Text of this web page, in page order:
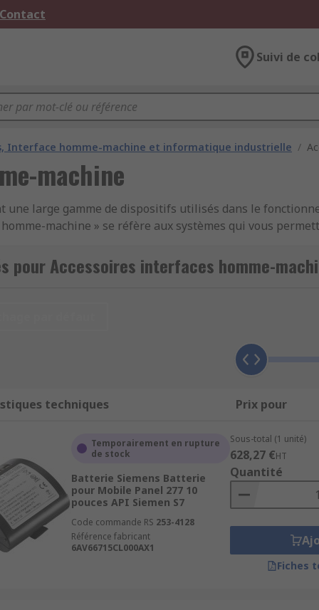
Suivi de
Interface homme-machine et informatique industrielle /
machine
une large gamme de dispositifs utilisés dans le
machine » se réfère aux systèmes qui vous
personnels ou les applications multi-
et leur gamme couvre différents styles et
machine adéquats ?
dépend de l'application pour lesquels ils sont
en compte lors du choix des accessoires, comme
dangereuse et, le cas échéant, la version du logiciel.
pour Accessoires interfaces homme-
techniques Prix pour
Temporairement en rupture
de stock
Batterie Siemens Batterie
pour Mobile Panel 277 10
pouces API Siemen S7
Code commande RS 253-4128
Référence fabricant
6AV66715CL000AX1
Sous-total (1 unité)
628,27 €HT
Quantité
Fiches